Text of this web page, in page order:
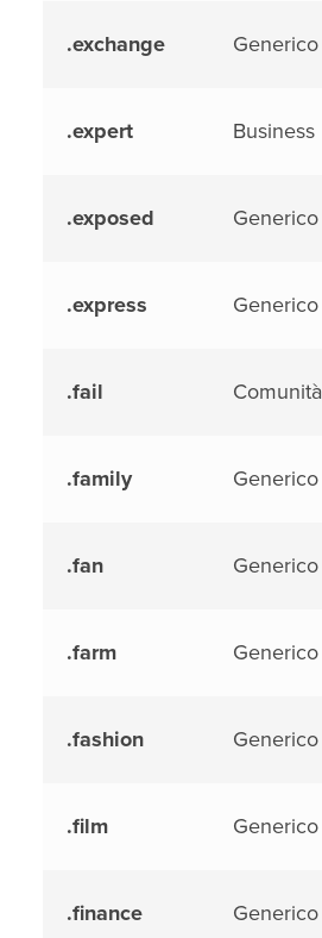
.exchange Generico
.expert Business
.exposed Generico
.express Generico
.fail Comunità
.family Generico
.fan Generico
.farm Generico
.fashion Generico
.film Generico
.finance Generico